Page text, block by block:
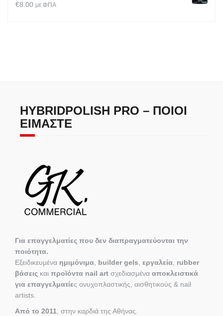
€8.00 με ΦΠΑ
HYBRIDPOLISH PRO – ΠΟΙΟΙ
ΕΊΜΑΣΤΕ
Για επαγγελματίες που δεν διαπραγματεύονται την
ποιότητα.
Εξειδικευμένα ημιμόνιμα builder gels εργαλεία rubber
βάσεις και προϊόντα nail art σχεδιασμένα αποκλειστικά
για επαγγελματίες ονυχοπλαστικής, αισθητικούς & nail
artists.
Από το 2011 , στην καρδιά της Αθήνας.